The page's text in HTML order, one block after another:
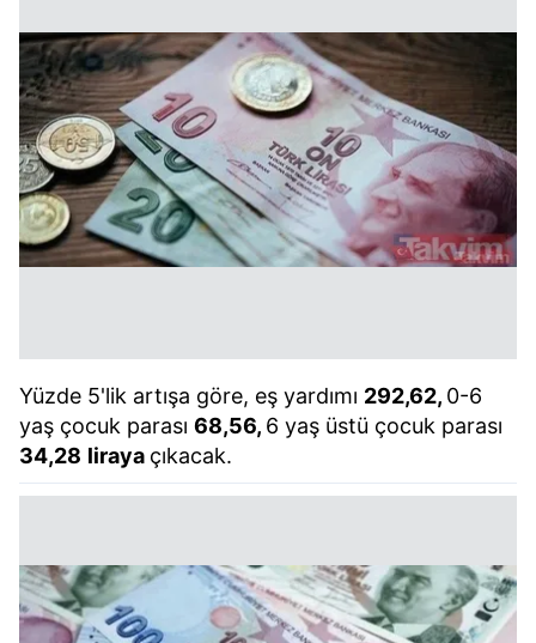
Yüzde 5'lik artışa göre, eş yardımı 292,62, 0-6
yaş çocuk parası 68,56, 6 yaş üstü çocuk parası
34,28 liraya çıkacak.